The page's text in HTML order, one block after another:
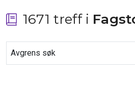
1671 treff i
Avgrens søk